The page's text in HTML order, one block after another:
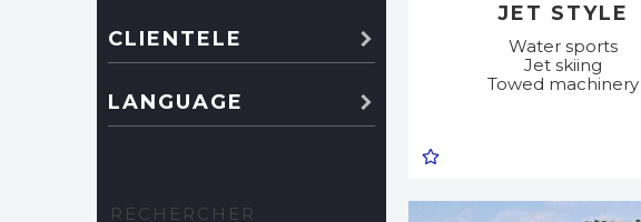
CLIENTELE
LANGUAGE
JET STYLE
Water sports
Jet skiing
Towed machinery